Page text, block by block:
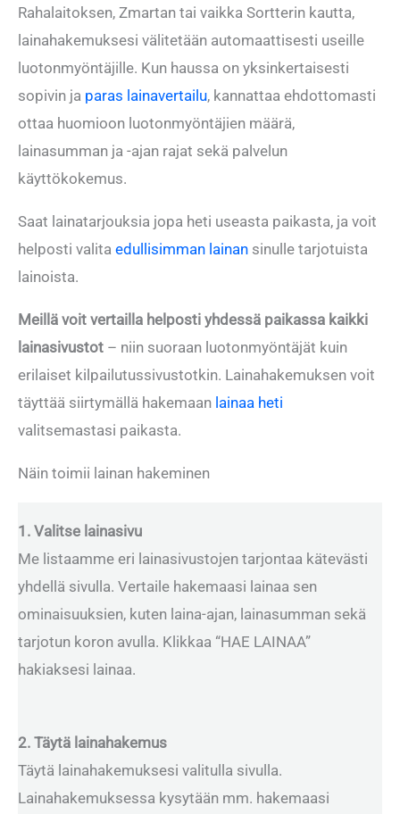
Rahalaitoksen, Zmartan tai vaikka Sortterin kautta,
lainahakemuksesi välitetään automaattisesti useille
luotonmyöntäjille. Kun haussa on yksinkertaisesti
sopivin ja paras lainavertailu, kannattaa ehdottomasti
ottaa huomioon luotonmyöntäjien määrä,
lainasumman ja -ajan rajat sekä palvelun
käyttökokemus.
Saat lainatarjouksia jopa heti useasta paikasta, ja voit
helposti valita edullisimman lainan sinulle tarjotuista
lainoista.
Meillä voit vertailla helposti yhdessä paikassa kaikki
lainasivustot – niin suoraan luotonmyöntäjät kuin
erilaiset kilpailutussivustotkin. Lainahakemuksen voit
täyttää siirtymällä hakemaan lainaa heti
valitsemastasi paikasta.
Näin toimii lainan hakeminen
1. Valitse lainasivu
Me listaamme eri lainasivustojen tarjontaa kätevästi
yhdellä sivulla. Vertaile hakemaasi lainaa sen
ominaisuuksien, kuten laina-ajan, lainasumman sekä
tarjotun koron avulla. Klikkaa “HAE LAINAA”
hakiaksesi lainaa.
2. Täytä lainahakemus
Täytä lainahakemuksesi valitulla sivulla.
Lainahakemuksessa kysytään mm. hakemaasi